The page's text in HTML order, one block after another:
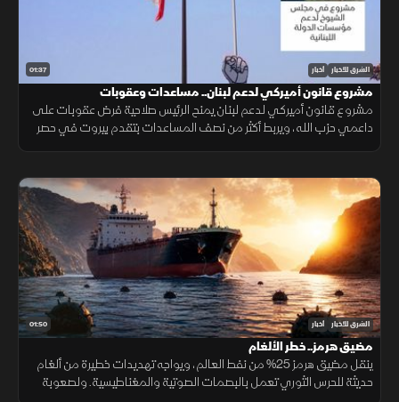
01:37 الشرق للأخبار أخبار
مشروع قانون أميركي لدعم لبنان.. مساعدات وعقوبات
مشروع قانون أميركي لدعم لبنان يمنح الرئيس صلاحية فرض عقوبات على
داعمي حزب الله، ويربط أكثر من نصف المساعدات بتقدم بيروت في حصر
01:50 الشرق للأخبار أخبار
مضيق هرمز.. خطر الألغام
ينقل مضيق هرمز 25% من نفط العالم، ويواجه تهديدات خطيرة من ألغام
حديثة للحرس الثوري تعمل بالبصمات الصوتية والمغناطيسية. ولصعوبة